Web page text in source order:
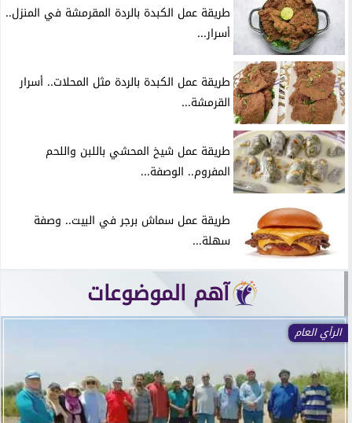
طريقة عمل الكبدة بالردة المقرمشة في المنزل..
أسرار...
طريقة عمل الكبدة بالردة مثل المحلات.. أسرار
القرمشة...
طريقة عمل شيخ المحشي باللبن واللحم
المفروم.. الوصفة...
طريقة عمل سماش برجر في البيت.. وصفة
سهلة...
آهم الموضوعات
الرأي العام